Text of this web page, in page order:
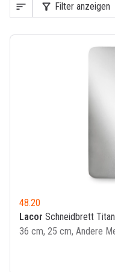
sort filter_alt Filter anzeigen
48.20
Lacor Schneidbrett
36 cm, 25 cm, Andere